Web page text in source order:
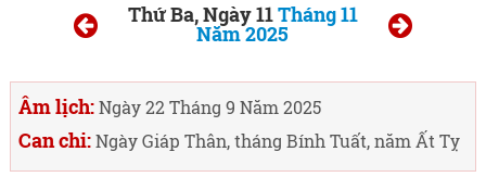
Thứ Ba, Ngày 11Tháng 11
Năm 2025
Âm lịch:Ngày 22 Tháng 9 Năm 2025
Can chi:Ngày Giáp Thân, tháng Bính Tuất, năm Ất Tỵ